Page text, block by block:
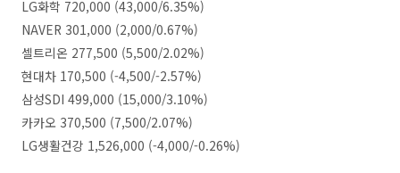
LG화학 720,000 (43,000/6.35%)
NAVER 301,000 (2,000/0.67%)
셀트리온 277,500 (5,500/2.02%)
현대차 170,500 (-4,500/-2.57%)
삼성SDI 499,000 (15,000/3.10%)
카카오 370,500 (7,500/2.07%)
LG생활건강 1,526,000 (-4,000/-0.26%)